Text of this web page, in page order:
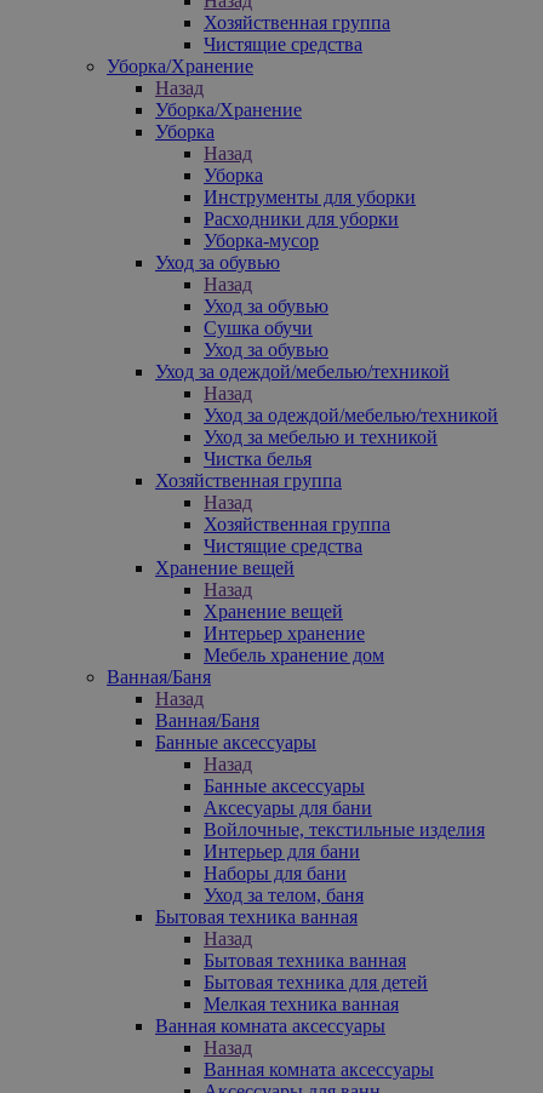
Хозяйственная группа
Чистящие средства
Уборка/Хранение
Назад
Уборка/Хранение
Уборка
Назад
Уборка
Инструменты для уборки
Расходники для уборки
Уборка-мусор
Уход за обувью
Назад
Уход за обувью
Сушка обучи
Уход за обувью
Уход за одеждой/мебелью/техникой
Назад
Уход за одеждой/мебелью/техникой
Уход за мебелью и техникой
Чистка белья
Хозяйственная группа
Назад
Хозяйственная группа
Чистящие средства
Хранение вещей
Назад
Хранение вещей
Интерьер хранение
Мебель хранение дом
Ванная/Баня
Назад
Ванная/Баня
Банные аксессуары
Назад
Банные аксессуары
Аксесуары для бани
Войлочные, текстильные изделия
Интерьер для бани
Наборы для бани
Уход за телом, баня
Бытовая техника ванная
Назад
Бытовая техника ванная
Бытовая техника для детей
Мелкая техника ванная
Ванная комната аксессуары
Назад
Ванная комната аксессуары